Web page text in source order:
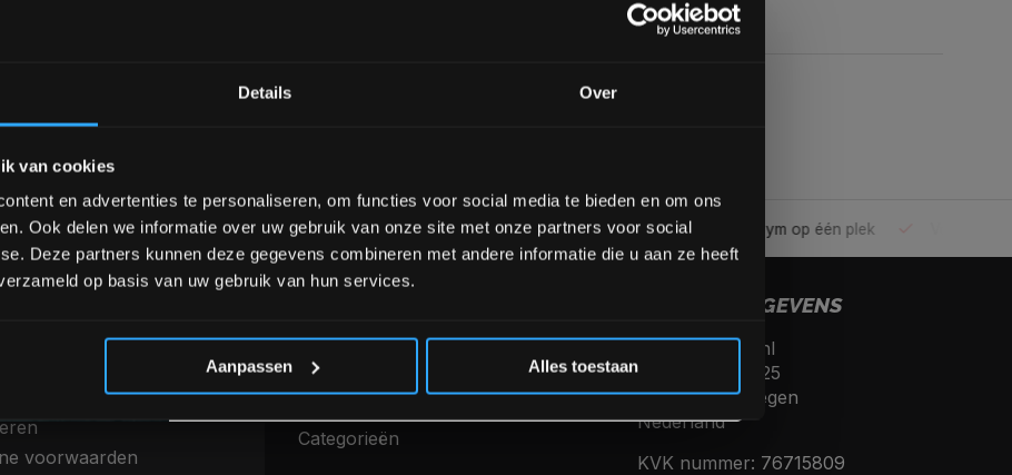
Details Over
van cookies
en advertenties te personaliseren, om functies voor social media te bieden en om ons
Ook delen we informatie over uw gebruik van onze site met onze partners voor social
Deze partners kunnen deze gegevens combineren met andere informatie die u aan ze heeft
op basis van uw gebruik van hun services.
Aanpassen Alles toestaan
kwaliteit voor scherpe prijs Van homegym tot professionele gym Alles voor jouw gym op één plek
betalen & Overige
voorwaarden
Blog
Categorieën
CONTACTGEGEVENS
Fitnesskoerier.nl
Kerkenbos 10125
6546 BJ, Nijmegen
Nederland
KVK nummer: 76715809
Bam! 5% korting op je volgende bestelling
Inschrijven